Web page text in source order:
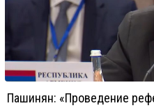
Пашинян: «Проведение